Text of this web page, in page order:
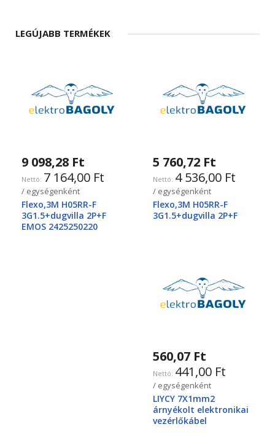
LEGÚJABB TERMÉKEK
9 098,28 Ft
7 164,00 Ft
/ egységenként
Flexo,3M H05RR-F
3G1.5+dugvilla 2P+F
EMOS 2425250220
5 760,72 Ft
4 536,00 Ft
/ egységenként
Flexo,3M H05RR-F
3G1.5+dugvilla 2P+F
560,07 Ft
441,00 Ft
/ egységenként
LIYCY 7X1mm2
árnyékolt elektronikai
vezérlőkábel